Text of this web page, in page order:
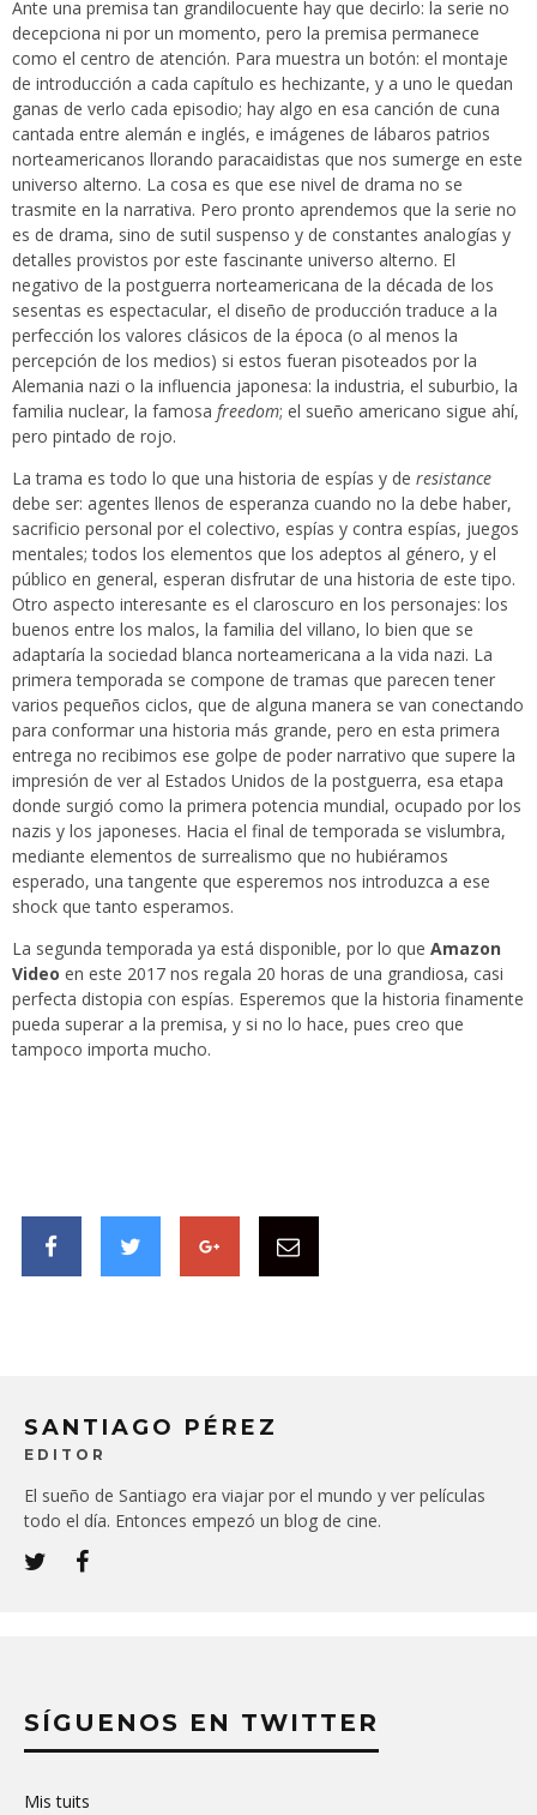
Ante una premisa tan grandilocuente hay que decirlo: la serie no
decepciona ni por un momento, pero la premisa permanece
como el centro de atención. Para muestra un botón: el montaje
de introducción a cada capítulo es hechizante, y a uno le quedan
ganas de verlo cada episodio; hay algo en esa canción de cuna
cantada entre alemán e inglés, e imágenes de lábaros patrios
norteamericanos llorando paracaidistas que nos sumerge en este
universo alterno. La cosa es que ese nivel de drama no se
trasmite en la narrativa. Pero pronto aprendemos que la serie no
es de drama, sino de sutil suspenso y de constantes analogías y
detalles provistos por este fascinante universo alterno. El
negativo de la postguerra norteamericana de la década de los
sesentas es espectacular, el diseño de producción traduce a la
perfección los valores clásicos de la época (o al menos la
percepción de los medios) si estos fueran pisoteados por la
Alemania nazi o la influencia japonesa: la industria, el suburbio, la
familia nuclear, la famosa freedom; el sueño americano sigue ahí,
pero pintado de rojo.
La trama es todo lo que una historia de espías y de resistance
debe ser: agentes llenos de esperanza cuando no la debe haber,
sacrificio personal por el colectivo, espías y contra espías, juegos
mentales; todos los elementos que los adeptos al género, y el
público en general, esperan disfrutar de una historia de este tipo.
Otro aspecto interesante es el claroscuro en los personajes: los
buenos entre los malos, la familia del villano, lo bien que se
adaptaría la sociedad blanca norteamericana a la vida nazi. La
primera temporada se compone de tramas que parecen tener
varios pequeños ciclos, que de alguna manera se van conectando
para conformar una historia más grande, pero en esta primera
entrega no recibimos ese golpe de poder narrativo que supere la
impresión de ver al Estados Unidos de la postguerra, esa etapa
donde surgió como la primera potencia mundial, ocupado por los
nazis y los japoneses. Hacia el final de temporada se vislumbra,
mediante elementos de surrealismo que no hubiéramos
esperado, una tangente que esperemos nos introduzca a ese
shock que tanto esperamos.
La segunda temporada ya está disponible, por lo que Amazon
Video en este 2017 nos regala 20 horas de una grandiosa, casi
perfecta distopia con espías. Esperemos que la historia finamente
pueda superar a la premisa, y si no lo hace, pues creo que
tampoco importa mucho.
SANTIAGO PÉREZ
EDITOR
El sueño de Santiago era viajar por el mundo y ver películas
todo el día. Entonces empezó un blog de cine.
SÍGUENOS EN TWITTER
Mis tuits